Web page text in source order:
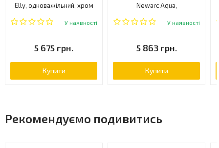
Elly, одноважільний, хром
(CR41004)
У наявності
5 675 грн.
Купити
Newarc Aqua,
одноважільний, білий
У наявності
5 863 грн.
Купити
Рекомендуємо подивитись